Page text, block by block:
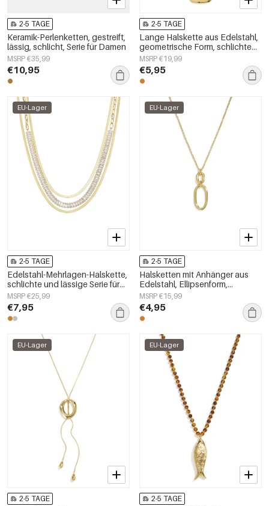
2-5 TAGE
Keramik-Perlenketten, gestreift,
lässig, schlicht, Serie für Damen
MSRP €35,99
€10,95
2-5 TAGE
Lange Halskette aus Edelstahl,
geometrische Form, schlichte
Alltags-Serie, Damenschmuck
MSRP €19,99
€5,95
EU-Lager
2-5 TAGE
Edelstahl-Mehrlagen-Halskette,
schlichte und lässige Serie für
Damen
MSRP €25,99
€7,95
EU-Lager
2-5 TAGE
Halsketten mit Anhänger aus
Edelstahl, Ellipsenform,
schlichte Serie
„Alltagsschmuck“,
Damenschmuck
MSRP €15,99
€4,95
EU-Lager
2-5 TAGE
EU-Lager
2-5 TAGE